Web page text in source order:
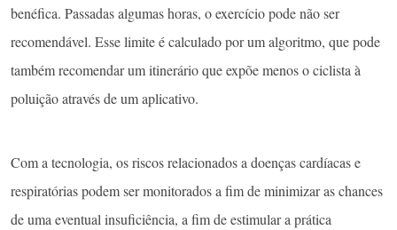
benéfica. Passadas algumas horas, o exercício pode não ser
recomendável. Esse limite é calculado por um algoritmo, que pode
também recomendar um itinerário que expõe menos o ciclista à
poluição através de um aplicativo.
Com a tecnologia, os riscos relacionados a doenças cardíacas e
respiratórias podem ser monitorados a fim de minimizar as chances
de uma eventual insuficiência, a fim de estimular a prática